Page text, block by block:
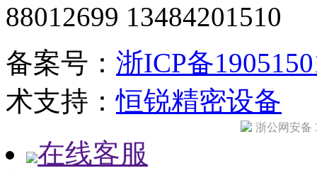
88012699 13484201510
备案号： 浙ICP备
术支持：恒锐精密设备
浙公网安备
在线客服